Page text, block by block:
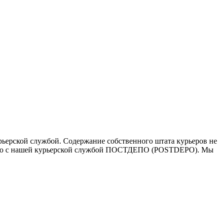
службой. Содержание собственного штата курьеров не
с нашей курьерской службой ПОСТДЕПО (POSTDEPO). Мы